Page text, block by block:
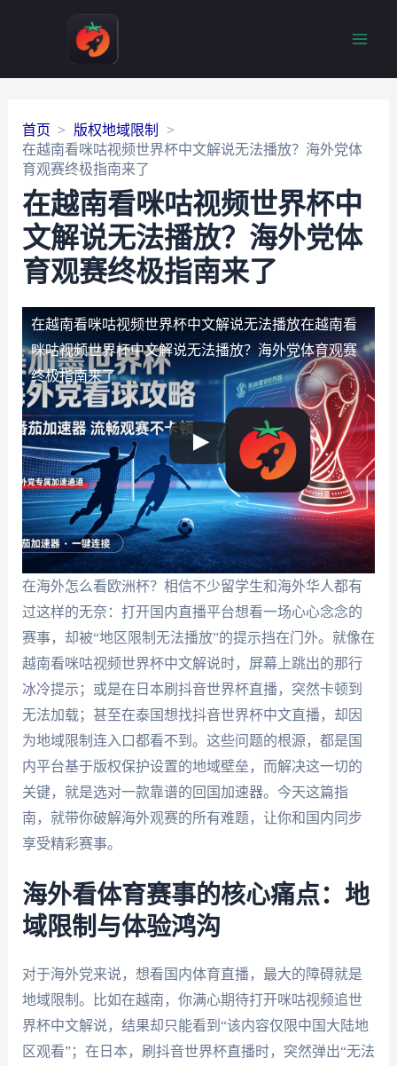
首页
版权地域限制
在越南看咪咕视频世界杯中文解说无法播放？海外党体
育观赛终极指南来了
在越南看咪咕视频世界杯中
文解说无法播放？海外党体
育观赛终极指南来了
在越南看咪咕视频世界杯中文解说无法播放在越南看
咪咕视频世界杯中文解说无法播放？海外党体育观赛
终极指南来了
在海外怎么看欧洲杯？相信不少留学生和海外华人都有
过这样的无奈：打开国内直播平台想看一场心心念念的
赛事，却被“地区限制无法播放”的提示挡在门外。就像在
越南看咪咕视频世界杯中文解说时，屏幕上跳出的那行
冰冷提示；或是在日本刷抖音世界杯直播，突然卡顿到
无法加载；甚至在泰国想找抖音世界杯中文直播，却因
为地域限制连入口都看不到。这些问题的根源，都是国
内平台基于版权保护设置的地域壁垒，而解决这一切的
关键，就是选对一款靠谱的回国加速器。今天这篇指
南，就带你破解海外观赛的所有难题，让你和国内同步
享受精彩赛事。
海外看体育赛事的核心痛点：地
域限制与体验鸿沟
对于海外党来说，想看国内体育直播，最大的障碍就是
地域限制。比如在越南，你满心期待打开咪咕视频追世
界杯中文解说，结果却只能看到“该内容仅限中国大陆地
区观看”；在日本，刷抖音世界杯直播时，突然弹出“无法